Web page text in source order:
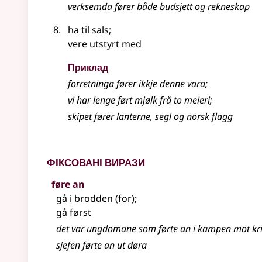
verksemda fører både budsjett og rekneskap
ha til sals;
vere utstyrt med
Приклад
forretninga fører ikkje denne vara;
vi har lenge ført mjølk frå to meieri;
skipet fører lanterne, segl og norsk flagg
Фіксовані вирази
føre an
gå i brodden (for);
gå først
det var ungdomane som førte an i kampen mot
sjefen førte an ut døra